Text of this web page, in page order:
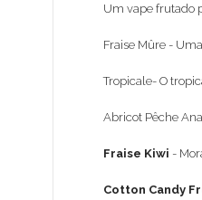
Um vape frutado
Fraise Mûre -
Tropicale- O
Abricot Pêche
Fraise Kiwi -
Cotton Candy